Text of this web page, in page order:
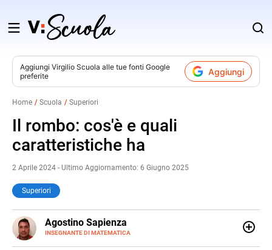
Salta
contenuto
Aggiungi Virgilio Scuola alle tue fonti Google
preferite
Aggiungi
Home Scuola Superiori
Il rombo: cos'è e quali
caratteristiche ha
2 Aprile 2024 - Ultimo Aggiornamento: 6 Giugno 2025
Superiori
Agostino Sapienza
INSEGNANTE DI MATEMATICA
E-
MAIL
LINKEDIN